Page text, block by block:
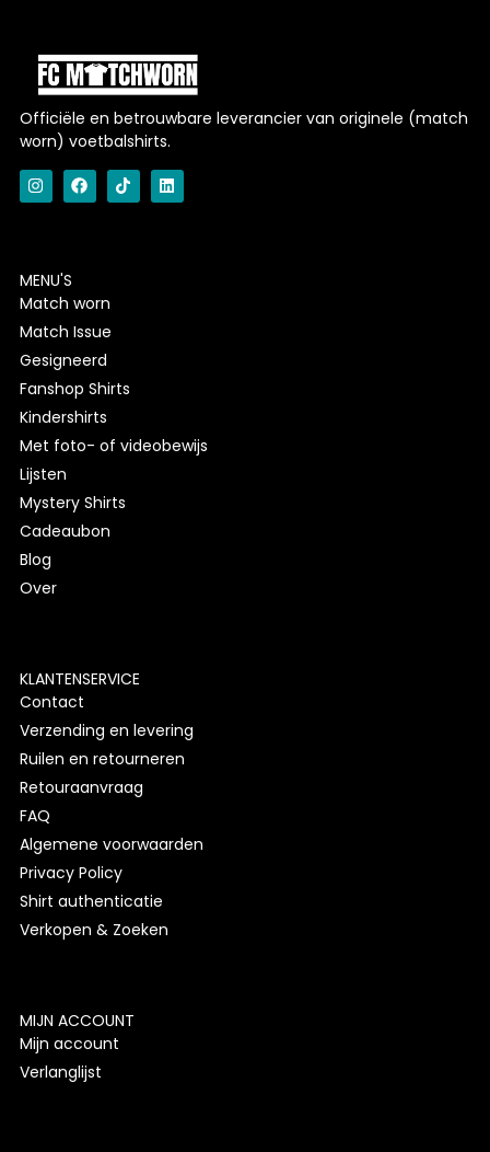
Officiële en betrouwbare leverancier van originele (match
worn) voetbalshirts.
MENU'S
Match worn
Match Issue
Gesigneerd
Fanshop Shirts
Kindershirts
Met foto- of videobewijs
Lijsten
Mystery Shirts
Cadeaubon
Blog
Over
KLANTENSERVICE
Contact
Verzending en levering
Ruilen en retourneren
Retouraanvraag
FAQ
Algemene voorwaarden
Privacy Policy
Shirt authenticatie
Verkopen & Zoeken
MIJN ACCOUNT
Mijn account
Verlanglijst